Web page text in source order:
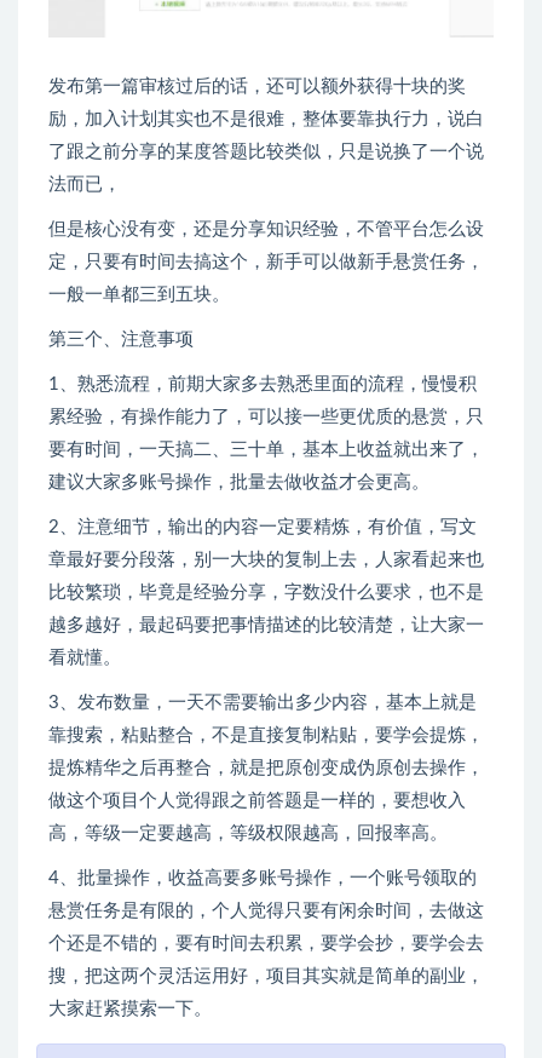
发布第一篇审核过后的话，还可以额外获得十块的奖
励，加入计划其实也不是很难，整体要靠执行力，说白
了跟之前分享的某度答题比较类似，只是说换了一个说
法而已，
但是核心没有变，还是分享知识经验，不管平台怎么设
定，只要有时间去搞这个，新手可以做新手悬赏任务，
一般一单都三到五块。
第三个、注意事项
1、熟悉流程，前期大家多去熟悉里面的流程，慢慢积
累经验，有操作能力了，可以接一些更优质的悬赏，只
要有时间，一天搞二、三十单，基本上收益就出来了，
建议大家多账号操作，批量去做收益才会更高。
2、注意细节，输出的内容一定要精炼，有价值，写文
章最好要分段落，别一大块的复制上去，人家看起来也
比较繁琐，毕竟是经验分享，字数没什么要求，也不是
越多越好，最起码要把事情描述的比较清楚，让大家一
看就懂。
3、发布数量，一天不需要输出多少内容，基本上就是
靠搜索，粘贴整合，不是直接复制粘贴，要学会提炼，
提炼精华之后再整合，就是把原创变成伪原创去操作，
做这个项目个人觉得跟之前答题是一样的，要想收入
高，等级一定要越高，等级权限越高，回报率高。
4、批量操作，收益高要多账号操作，一个账号领取的
悬赏任务是有限的，个人觉得只要有闲余时间，去做这
个还是不错的，要有时间去积累，要学会抄，要学会去
搜，把这两个灵活运用好，项目其实就是简单的副业，
大家赶紧摸索一下。